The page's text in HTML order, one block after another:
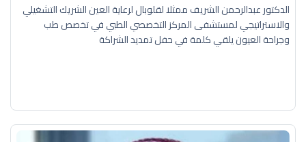
الدكتور عبدالرحمن الشريف ممثلا لقلوبال لرعاية العين الشريك التشغيلي
والاستراتيجي لمستشفى المركز التخصصي الطبي في تخصص طب
وجراحة العيون يلقي كلمة في حفل تمديد الشراكة